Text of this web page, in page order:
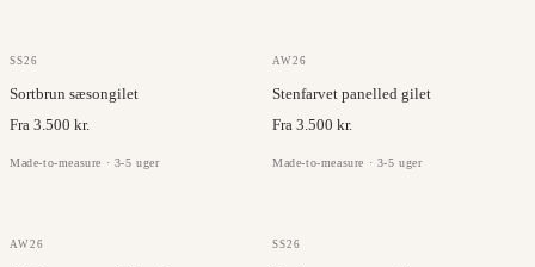
SS26
Sortbrun sæsongilet
Fra 3.500 kr.
Made-to-measure · 3-5 uger
OLMETEX
AW26
Stenfarvet panelled gilet
Fra 3.500 kr.
Made-to-measure · 3-5 uger
OLMETEX
AW26 SS26